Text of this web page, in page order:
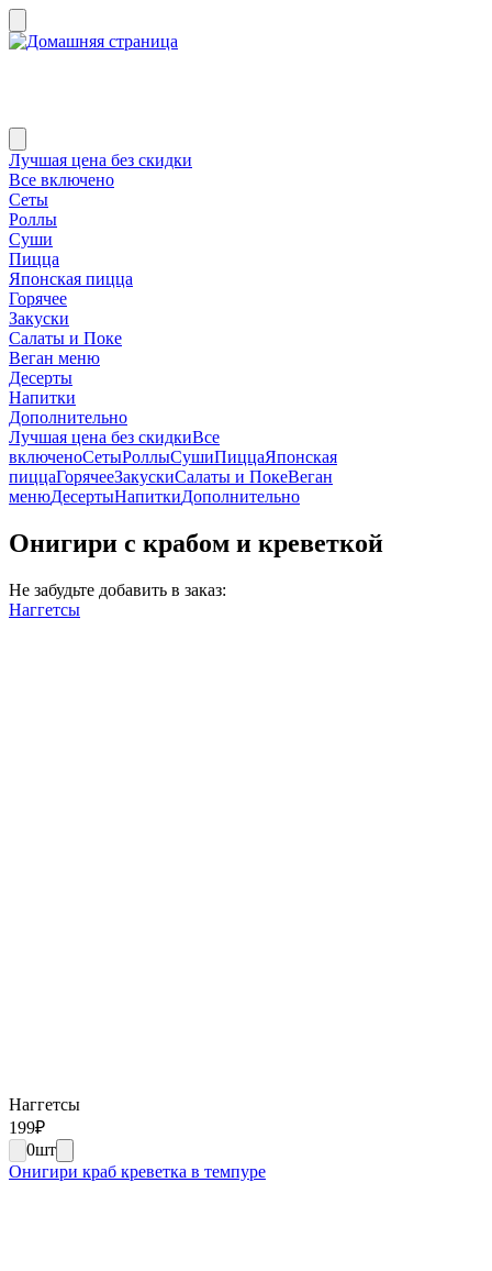
Лучшая цена без скидки
Все включено
Сеты
Роллы
Суши
Пицца
Японская пицца
Горячее
Закуски
Салаты и Поке
Веган меню
Десерты
Напитки
Дополнительно
Лучшая цена без скидкиВсе
включеноСетыРоллыСушиПиццаЯпонская
пиццаГорячееЗакускиСалаты и ПокеВеган
менюДесертыНапиткиДополнительно
Онигири с крабом и креветкой
Не забудьте добавить в заказ:
Наггетсы
Наггетсы
199₽
0шт
Онигири краб креветка в темпуре